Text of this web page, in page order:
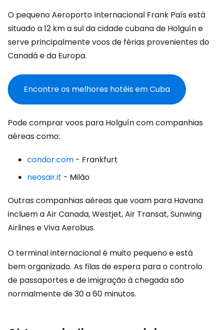
O pequeno Aeroporto Internacional Frank País está
situado a 12 km a sul da cidade cubana de Holguín e
serve principalmente voos de férias provenientes do
Canadá e da Europa.
Encontre os melhores hotéis em Cuba
Pode comprar voos para Holguín com companhias
aéreas como:
condor.com - Frankfurt
neosair.it - Milão
Outras companhias aéreas que voam para Havana
incluem a Air Canada, Westjet, Air Transat, Sunwing
Airlines e Viva Aerobus.
O terminal internacional é muito pequeno e está
bem organizado. As filas de espera para o controlo
de passaportes e de imigração à chegada são
normalmente de 30 a 60 minutos.